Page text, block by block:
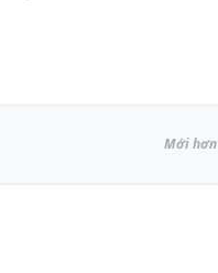
Mới hơn